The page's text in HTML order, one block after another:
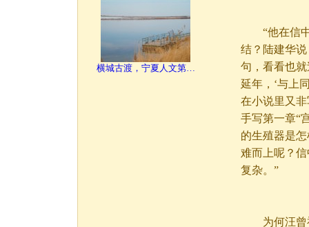
横城古渡，宁夏人文第…
“他在信中
结？陆建华
句，看看也
延年，‘与上
在小说里又
手写第一章“
的生殖器是
难而上呢？
复杂。”
为何汪曾祺